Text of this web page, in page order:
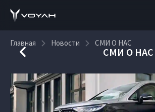
Главная Новости СМИ О НАС
СМИ О НАС